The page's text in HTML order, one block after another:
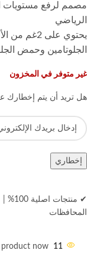
مصمم لرفع مستويات
الرياضي
الجلوتامين وحمض
غير متوفر في المخزون
هل تريد أن يتم إخطارك
إخطاري
✔ منتجات اصلية 100%
المحافظات
11
now!